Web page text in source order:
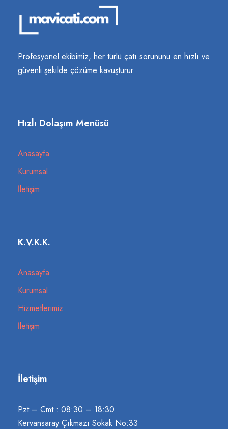
Profesyonel ekibimiz, her türlü çatı sorununu en hızlı ve
güvenli şekilde çözüme kavuşturur.
Hızlı Dolaşım Menüsü
Anasayfa
Kurumsal
İletişim
K.V.K.K.
Anasayfa
Kurumsal
Hizmetlerimiz
İletişim
İletişim
Pzt – Cmt : 08:30 – 18:30
Kervansaray Çıkmazı Sokak No:33